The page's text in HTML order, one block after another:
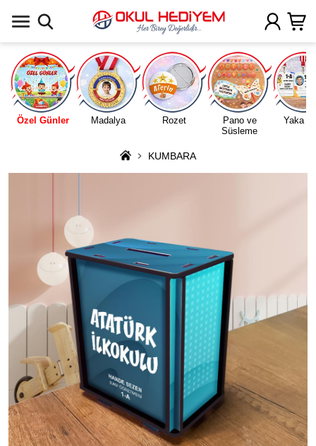
Özel Günler Madalya Rozet
Pano ve
Süsleme
Yaka
KUMBARA
Uygulamada Aç